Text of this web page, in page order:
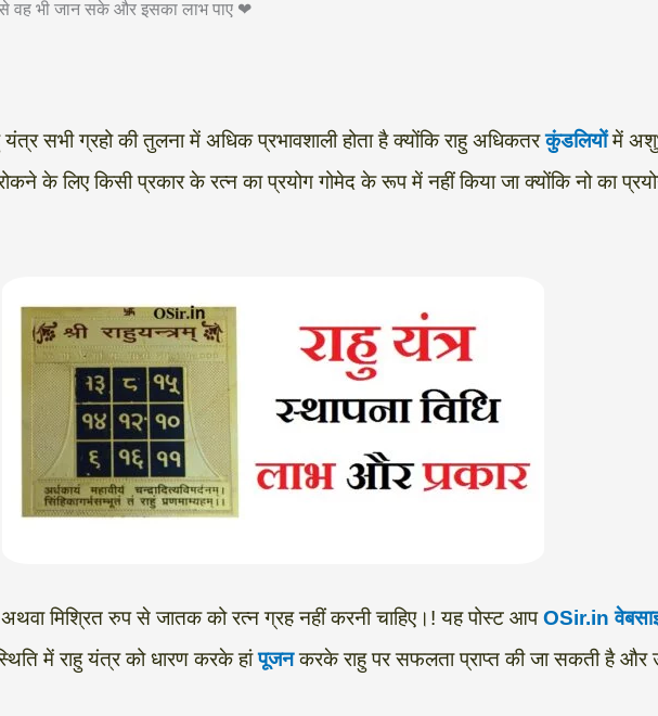
वह भी जान सके और इसका लाभ पाए ❤
यंत्र सभी ग्रहो की तुलना में अधिक प्रभावशाली होता है क्योंकि राहु अधिकतरकुंडलियोंमें
के लिए किसी प्रकार के रत्न का प्रयोग गोमेद के रूप में नहीं किया जा क्योंकि नो का
मिश्रित रुप से जातक को रत्न ग्रह नहीं करनी चाहिए।! यह पोस्ट आप OSir.in
में राहु यंत्र को धारण करके हांपूजनकरके राहु पर सफलता प्राप्त की जा सकती है और